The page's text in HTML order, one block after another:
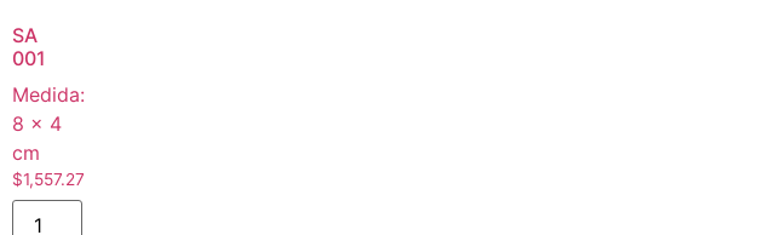
SA
001
Medida:
8 × 4
cm
$1,557.27